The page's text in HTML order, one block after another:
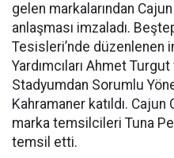
gelen markalarından
anlaşması imzaladı.
Tesisleri’nde düzenlenen
Yardımcıları Ahmet
Stadyumdan Sorumlu
Kahramaner katıldı.
marka temsilcileri Tuna
temsil etti.